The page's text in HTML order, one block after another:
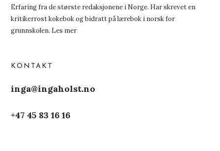
Erfaring fra de største redaksjonene i Norge. Har skrevet en
kritikerrost kokebok og bidratt på lærebok i norsk for
grunnskolen. Les mer
KONTAKT
inga@ingaholst.no
+47 45 83 16 16